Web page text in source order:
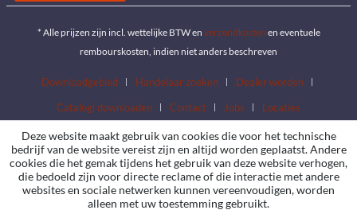
* Alle prijzen zijn incl. wettelijke BTW en verzendkosten en eventuele
rembourskosten, indien niet anders beschreven
Downloadgebied Handelaar zoeken
Dealer worden
Catalogi downloaden
Contact Jobs Locaties
Deze website maakt gebruik van cookies die voor het technische
bedrijf van de website vereist zijn en altijd worden geplaatst. Andere
cookies die het gemak tijdens het gebruik van deze website verhogen,
die bedoeld zijn voor directe reclame of die interactie met andere
websites en sociale netwerken kunnen vereenvoudigen, worden
alleen met uw toestemming gebruikt.